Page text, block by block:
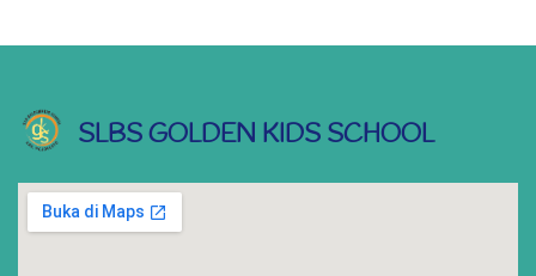
SLBS GOLDEN KIDS SCHOOL